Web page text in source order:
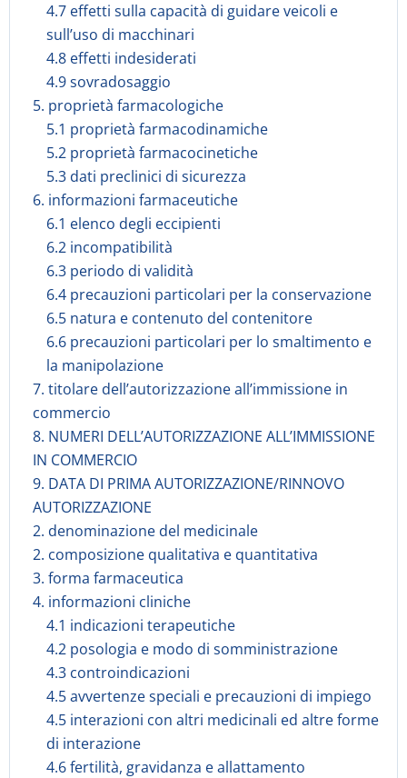
4.7 effetti sulla capacità di guidare veicoli e
sull’uso di macchinari
4.8 effetti indesiderati
4.9 sovradosaggio
5. proprietà farmacologiche
5.1 proprietà farmacodinamiche
5.2 proprietà farmacocinetiche
5.3 dati preclinici di sicurezza
6. informazioni farmaceutiche
6.1 elenco degli eccipienti
6.2 incompatibilità
6.3 periodo di validità
6.4 precauzioni particolari per la conservazione
6.5 natura e contenuto del contenitore
6.6 precauzioni particolari per lo smaltimento e
la manipolazione
7. titolare dell’autorizzazione all’immissione in
commercio
8. NUMERI DELL’AUTORIZZAZIONE ALL’IMMISSIONE
IN COMMERCIO
9. DATA DI PRIMA AUTORIZZAZIONE/RINNOVO
AUTORIZZAZIONE
2. denominazione del medicinale
2. composizione qualitativa e quantitativa
3. forma farmaceutica
4. informazioni cliniche
4.1 indicazioni terapeutiche
4.2 posologia e modo di somministrazione
4.3 controindicazioni
4.5 avvertenze speciali e precauzioni di impiego
4.5 interazioni con altri medicinali ed altre forme
di interazione
4.6 fertilità, gravidanza e allattamento